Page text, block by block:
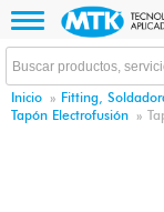
Inicio » Fitting,
Tapón Electrofusión »